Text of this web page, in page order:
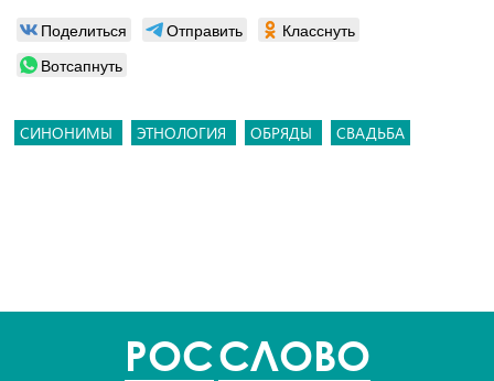
Поделиться Отправить
Класснуть
Вотсапнуть
СИНОНИМЫ ЭТНОЛОГИЯ ОБРЯДЫ СВАДЬБА
POCСЛОВО